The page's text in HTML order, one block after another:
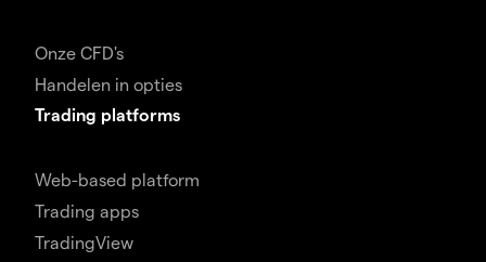
Onze CFD's
Handelen in opties
Trading platforms
Web-based platform
Trading apps
TradingView